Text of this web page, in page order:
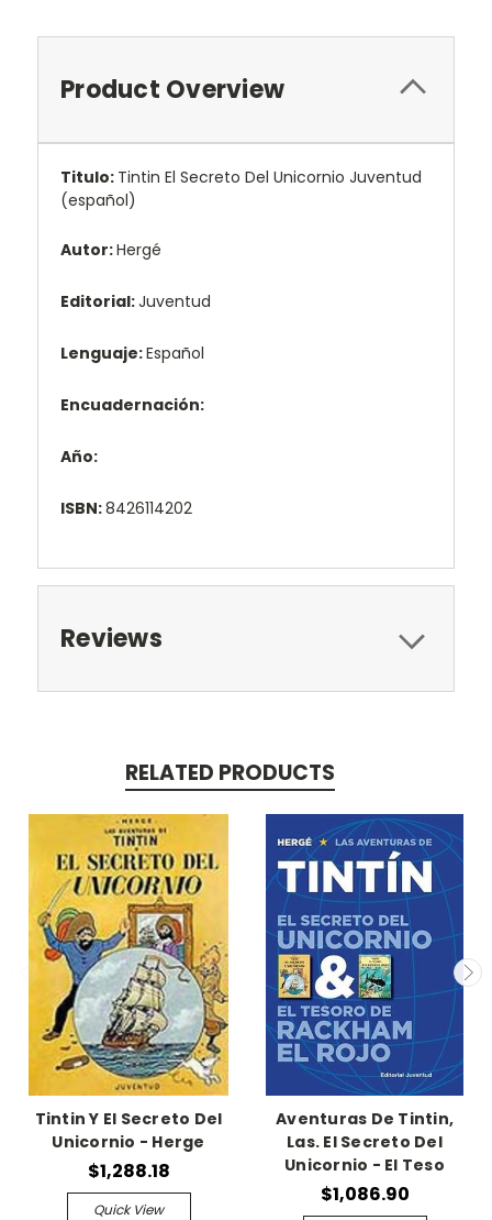
Product Overview
Titulo: Tintin El Secreto Del Unicornio Juventud
(español)
Autor:Hergé
Editorial:Juventud
Lenguaje:Español
Encuadernación:
Año:
ISBN:8426114202
Reviews
RELATED PRODUCTS
Tintin Y El Secreto Del
Unicornio - Herge
$1,288.18
Quick View
Aventuras De Tintin,
Las. El Secreto Del
Unicornio - El Teso
$1,086.90